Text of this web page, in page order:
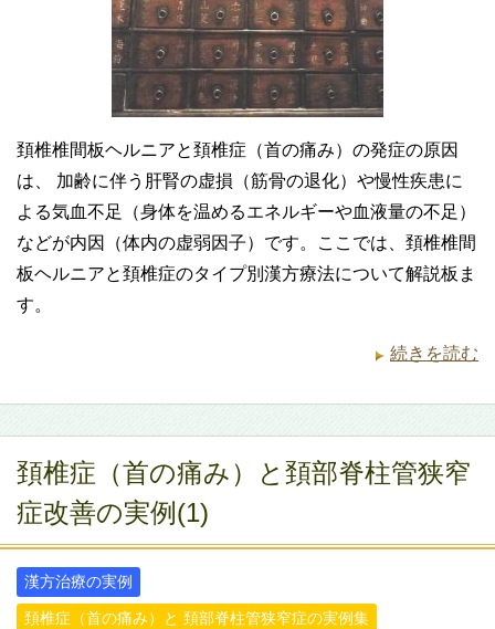
頚椎椎間板ヘルニアと頚椎症（首の痛み）の発症の原因
は、 加齢に伴う肝腎の虚損（筋骨の退化）や慢性疾患に
よる気血不足（身体を温めるエネルギーや血液量の不足）
などが内因（体内の虚弱因子）です。ここでは、頚椎椎間
板ヘルニアと頚椎症のタイプ別漢方療法について解説板ま
す。
続きを読む
頚椎症（首の痛み）と頚部脊柱管狭窄
症改善の実例(1)
漢方治療の実例
頚椎症（首の痛み）と 頚部脊柱管狭窄症の実例集